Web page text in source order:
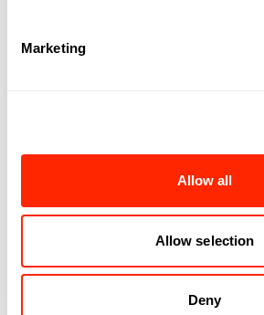
Marketing
Allow all
Allow selection
Deny